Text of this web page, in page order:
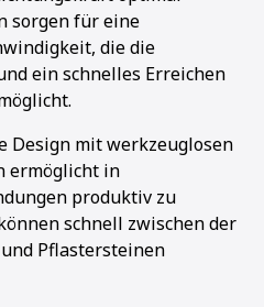
sorgen für eine
die die
ein schnelles Erreichen
Design mit werkzeuglosen
ermöglicht in
produktiv zu
schnell zwischen der
Pflastersteinen